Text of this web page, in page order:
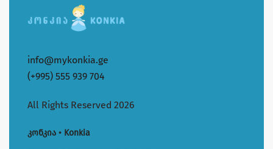
info@mykonkia.ge
(+995) 555 939 704
All Rights Reserved 2026
კონკია • Konkia